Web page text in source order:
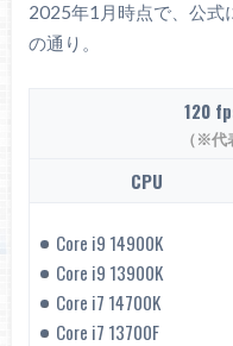
2025年1月時点で、公式
の通り。
120
（※代
CPU
Core i9 14900K
Core i9 13900K
Core i7 14700K
Core i7 13700F